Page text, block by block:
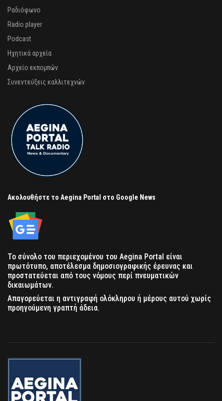
Ραδιόφωνο
Radio player
Podcast
Ηχητικά αρχεία
Αρχείο εκπομπών
Συνεντεύξεις καλλιτεχνών
Ακολουθήστε το Aegina Portal στο Google News
Το σύνολο του περιεχομένου του Aegina Portal είναι
πρωτότυπο, αποτέλεσμα δημοσιογραφικής έρευνας και
προστατεύεται από τους νόμους περί πνευματικών
δικαιωμάτων.
Απαγορεύεται η αντιγραφή ολόκληρου ή μέρους αυτού χωρίς
προηγούμενη γραπτή άδεια.